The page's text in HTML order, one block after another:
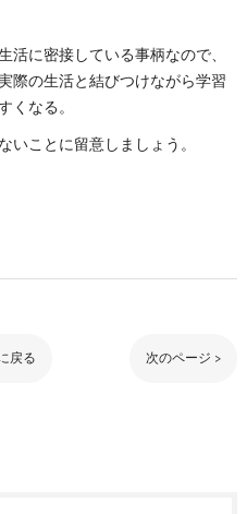
に密接している事柄なので、
際の生活と結びつけながら学習
くなる。
ことに留意しましょう。
戻る 次のページ >